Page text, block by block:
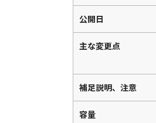
公開日
主な変更点
補足説明、注意
容量